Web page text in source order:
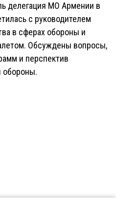
делегация МО Армении в
с руководителем
в сферах обороны и
Обсуждены вопросы,
и перспектив
обороны.